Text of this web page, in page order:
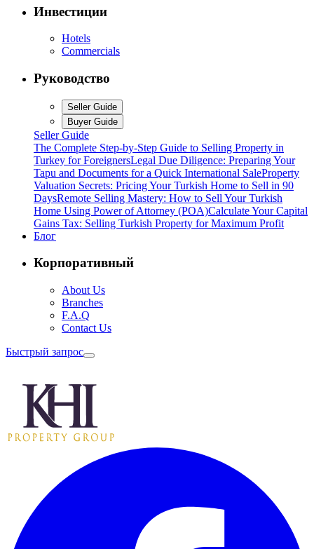
Инвестиции
Hotels
Commercials
Руководство
Seller Guide
Buyer Guide
Seller Guide
The Complete Step-by-Step Guide to Selling Property in
Turkey for ForeignersLegal Due Diligence: Preparing Your
Tapu and Documents for a Quick International SaleProperty
Valuation Secrets: Pricing Your Turkish Home to Sell in 90
DaysRemote Selling Mastery: How to Sell Your Turkish
Home Using Power of Attorney (POA)Calculate Your Capital
Gains Tax: Selling Turkish Property for Maximum Profit
Блог
Корпоративный
About Us
Branches
F.A.Q
Contact Us
Быстрый запрос